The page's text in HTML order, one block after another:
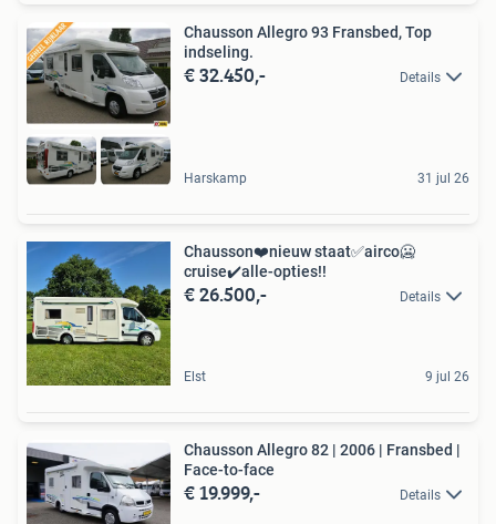
Chausson Allegro 93 Fransbed, Top
indseling.
€ 32.450,- Details
Harskamp 31 jul 26
Chausson️❤️nieuw staat✅️airco️🥶
cruise️✔️alle-opties!!️
€ 26.500,- Details
Elst 9 jul 26
Chausson Allegro 82 | 2006 | Fransbed |
Face-to-face
€ 19.999,- Details